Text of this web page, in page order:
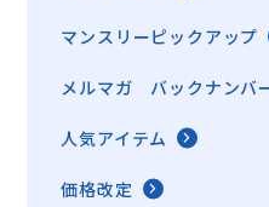
マンスリーピックアップ
メルマガ バックナンバ
人気アイテム
価格改定